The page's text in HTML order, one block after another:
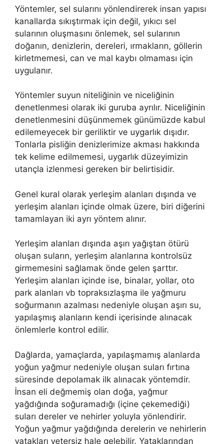
Yöntemler, sel sularını yönlendirerek insan yapısı
kanallarda sıkıştırmak için değil, yıkıcı sel
sularının oluşmasını önlemek, sel sularının
doğanın, denizlerin, dereleri, ırmakların, göllerin
kirletmemesi, can ve mal kaybı olmaması için
uygulanır.
Yöntemler suyun niteliğinin ve niceliğinin
denetlenmesi olarak iki guruba ayrılır. Niceliğinin
denetlenmesini düşünmemek günümüzde kabul
edilemeyecek bir geriliktir ve uygarlık dışıdır.
Tonlarla pisliğin denizlerimize akması hakkında
tek kelime edilmemesi, uygarlık düzeyimizin
utançla izlenmesi gereken bir belirtisidir.
Genel kural olarak yerleşim alanları dışında ve
yerleşim alanları içinde olmak üzere, biri diğerini
tamamlayan iki ayrı yöntem alınır.
Yerleşim alanları dışında aşırı yağıştan ötürü
oluşan suların, yerleşim alanlarına kontrolsüz
girmemesini sağlamak önde gelen şarttır.
Yerleşim alanları içinde ise, binalar, yollar, oto
park alanları vb topraksızlaşma ile yağmuru
soğurmanın azalması nedeniyle oluşan aşırı su,
yapılaşmış alanların kendi içerisinde alınacak
önlemlerle kontrol edilir.
Dağlarda, yamaçlarda, yapılaşmamış alanlarda
yoğun yağmur nedeniyle oluşan suları fırtına
süresinde depolamak ilk alınacak yöntemdir.
İnsan eli değmemiş olan doğa, yağmur
yağdığında soğuramadığı (içine çekemediği)
suları dereler ve nehirler yoluyla yönlendirir.
Yoğun yağmur yağdığında derelerin ve nehirlerin
yatakları yetersiz hale gelebilir. Yataklarından